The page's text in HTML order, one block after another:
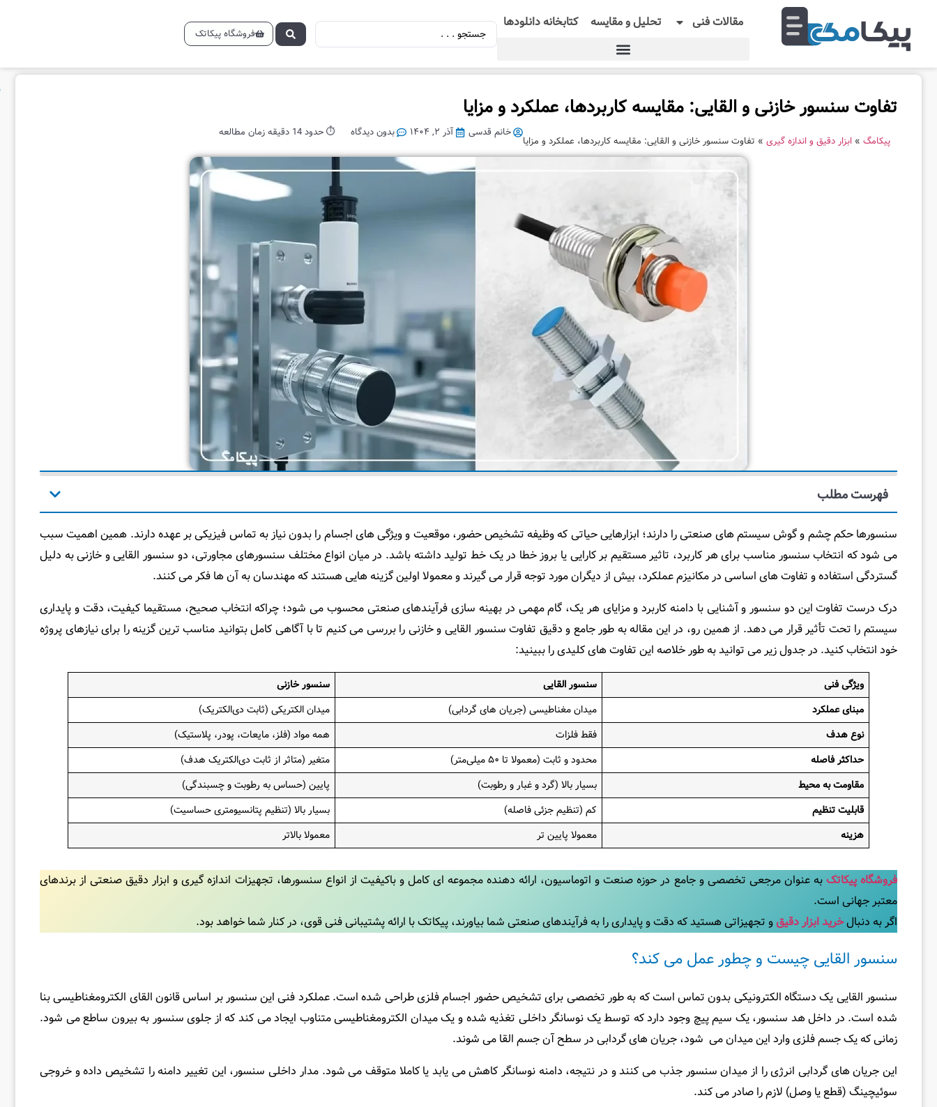
مقالات فنی تحلیل و مقایسه کتابخانه دانلودها
فروشگاه پیکاتک
تفاوت سنسور خازنی و القایی: مقایسه کاربردها، عملکرد و مزایا
پیکامگ » ابزار دقیق و اندازه گیری » تفاوت سنسور خازنی و القایی: مقایسه کاربردها، عملکرد و مزایا
خانم قدسی آذر ۲, ۱۴۰۴ بدون دیدگاه ⏱️ حدود 14 دقیقه زمان مطالعه
فهرست مطلب
سنسورها حکم چشم‌ و گوش‌ سیستم‌ های صنعتی را دارند؛ ابزارهایی حیاتی که وظیفه تشخیص حضور، موقعیت و ویژگی‌ های اجسام را بدون نیاز به تماس فیزیکی بر عهده دارند. همین اهمیت سبب
می‌ شود که انتخاب سنسور مناسب برای هر کاربرد، تاثیر مستقیم بر کارایی یا بروز خطا در یک خط تولید داشته باشد. در میان انواع مختلف سنسورهای مجاورتی، دو سنسور القایی و خازنی به دلیل
گستردگی استفاده و تفاوت‌ های اساسی در مکانیزم عملکرد، بیش از دیگران مورد توجه قرار می‌ گیرند و معمولا اولین گزینه‌ هایی هستند که مهندسان به آن‌ ها فکر می‌ کنند.
درک درست تفاوت این دو سنسور و آشنایی با دامنه کاربرد و مزایای هر یک، گام مهمی در بهینه‌ سازی فرآیندهای صنعتی محسوب می‌ شود؛ چراکه انتخاب صحیح، مستقیما کیفیت، دقت و پایداری
سیستم را تحت تأثیر قرار می‌ دهد. از همین رو، در این مقاله به‌ طور جامع و دقیق تفاوت سنسور القایی و خازنی را بررسی می‌ کنیم تا با آگاهی کامل بتوانید مناسب‌ ترین گزینه را برای نیازهای پروژه‌
خود انتخاب کنید. در جدول زیر می توانید به طور خلاصه این تفاوت های کلیدی را ببینید:
ویژگی فنی سنسور القایی
سنسور خازنی
مبنای عملکرد
میدان مغناطیسی (جریان‌ های گردابی)
میدان الکتریکی (ثابت دی‌الکتریک)
نوع هدف
فقط فلزات
همه مواد (فلز، مایعات، پودر، پلاستیک)
حداکثر فاصله
محدود و ثابت (معمولا تا ۵۰ میلی‌متر)
متغیر (متاثر از ثابت دی‌الکتریک هدف)
مقاومت به محیط
بسیار بالا (گرد و غبار و رطوبت)
پایین (حساس به رطوبت و چسبندگی)
قابلیت تنظیم
کم (تنظیم جزئی فاصله) بسیار بالا (تنظیم پتانسیومتری حساسیت)
هزینه
معمولا پایین‌ تر معمولا بالاتر
فروشگاه پیکاتک به عنوان مرجعی تخصصی و جامع در حوزه صنعت و اتوماسیون، ارائه‌ دهنده مجموعه‌ ای کامل و باکیفیت از انواع سنسورها، تجهیزات اندازه‌ گیری و ابزار دقیق صنعتی از برندهای
معتبر جهانی است.
اگر به دنبالخرید ابزار دقیق و تجهیزاتی هستید که دقت و پایداری را به فرآیندهای صنعتی شما بیاورند، پیکاتک با ارائه پشتیبانی فنی قوی، در کنار شما خواهد بود.
سنسور القایی چیست و چطور عمل می کند؟
سنسور القایی یک دستگاه الکترونیکی بدون تماس است که به طور تخصصی برای تشخیص حضور اجسام فلزی طراحی شده است. عملکرد فنی این سنسور بر اساس قانون القای الکترومغناطیسی بنا
شده است. در داخل هد سنسور، یک سیم‌ پیچ وجود دارد که توسط یک نوسانگر داخلی تغذیه شده و یک میدان الکترومغناطیسی متناوب ایجاد می‌ کند که از جلوی سنسور به بیرون ساطع می‌ شود.
زمانی که یک جسم فلزی وارد این میدان می‌ شود، جریان‌ های گردابی در سطح آن جسم القا می‌ شوند.
این جریان‌ های گردابی انرژی را از میدان سنسور جذب می‌ کنند و در نتیجه، دامنه نوسانگر کاهش می‌ یابد یا کاملا متوقف می‌ شود. مدار داخلی سنسور، این تغییر دامنه را تشخیص داده و خروجی
سوئیچینگ (قطع یا وصل) لازم را صادر می‌ کند.